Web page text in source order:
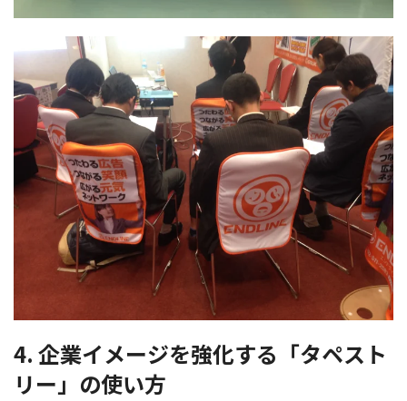
4. 企業イメージを強化する「タペスト
リー」の使い方